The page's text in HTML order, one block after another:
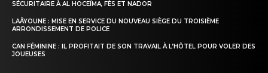
SÉCURITAIRE À AL HOCEÏMA, FÈS ET NADOR
LAÂYOUNE : MISE EN SERVICE DU NOUVEAU SIÈGE DU TROISIÈME
ARRONDISSEMENT DE POLICE
CAN FÉMININE : IL PROFITAIT DE SON TRAVAIL À L’HÔTEL POUR VOLER DES
JOUEUSES